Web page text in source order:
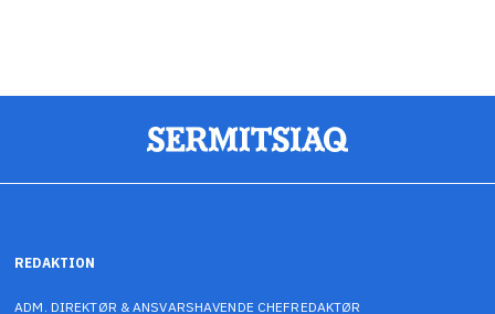
REDAKTION
ADM. DIREKTØR & ANSVARSHAVENDE CHEFREDAKTØR